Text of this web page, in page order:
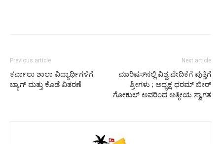
Previous article
ಕರ್ವಾಲು ಶಾಲಾ ವಿದ್ಯಾರ್ಥಿಗಳಿಗೆ
ಬ್ಯಾಗ್ ಮತ್ತು ಕೊಡೆ ವಿತರಣೆ
Next article
ಮಾರಿಷಸ್‌ನಲ್ಲಿ ವಿಶ್ವ ವೇದಿಕೆಗೆ ಪುತ್ತಿಗೆ
ಶ್ರೀಗಳು ; ಅಧ್ಯಕ್ಷ ಧರಮ್ ಬೀರ್
ಗೋಕುಲ್ ಅವರಿಂದ ಆತ್ಮೀಯ ಸ್ವಾಗತ